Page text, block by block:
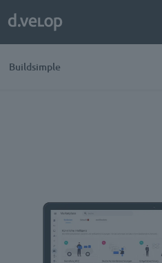
Buildsimple